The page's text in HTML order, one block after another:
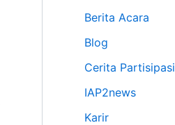
Berita Acara
Blog
Cerita Partisipasi
IAP2news
Karir